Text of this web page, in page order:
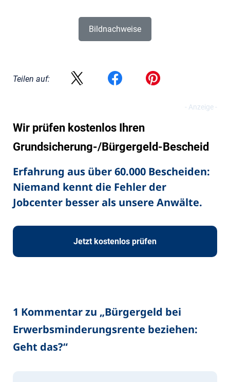
Bildnachweise
Teilen auf:
Wir prüfen kostenlos Ihren
Grundsicherung-/Bürgergeld-Bescheid
Erfahrung aus über 60.000 Bescheiden:
Niemand kennt die Fehler der
Jobcenter besser als unsere Anwälte.
Jetzt kostenlos prüfen
1 Kommentar zu „Bürgergeld bei
Erwerbsminderungsrente beziehen:
Geht das?“